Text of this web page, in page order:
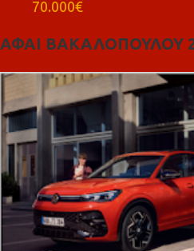
70.000€
ΑΦΑΙ ΒΑΚΑΛΟΠΟΥΛΟΥ